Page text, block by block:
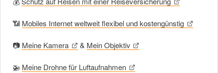
📶 Mobiles Internet weltweit flexibel und kostengünstig
📷 Meine Kamera & Mein Objektiv
🚁 Meine Drohne für Luftaufnahmen